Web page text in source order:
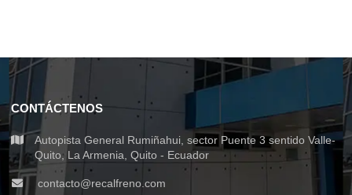
CONTÁCTENOS
Autopista General Rumiñahui, sector Puente 3 sentido Valle-
Quito, La Armenia, Quito - Ecuador
contacto@recalfreno.com